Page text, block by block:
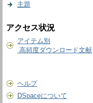
主題
アクセス状況
アイテム別
高頻度ダウンロード文献
ヘルプ
DSpaceについて